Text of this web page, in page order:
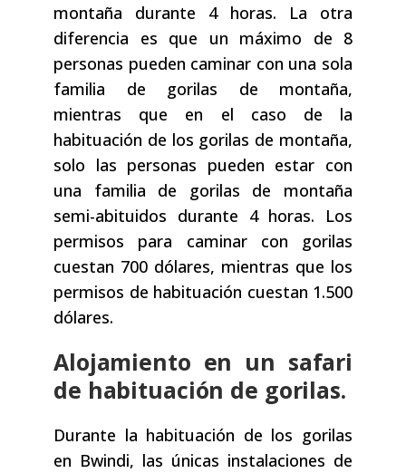
montaña durante 4 horas. La otra
diferencia es que un máximo de 8
personas pueden caminar con una sola
familia de gorilas de montaña,
mientras que en el caso de la
habituación de los gorilas de montaña,
solo las personas pueden estar con
una familia de gorilas de montaña
semi-abituidos durante 4 horas. Los
permisos para caminar con gorilas
cuestan 700 dólares, mientras que los
permisos de habituación cuestan 1.500
dólares.
Alojamiento en un safari
de habituación de gorilas.
Durante la habituación de los gorilas
en Bwindi, las únicas instalaciones de